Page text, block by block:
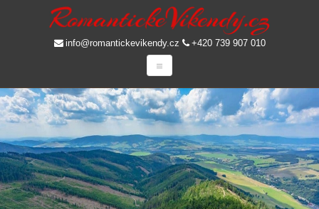
info@romantickevikendy.cz +420 739 907 010